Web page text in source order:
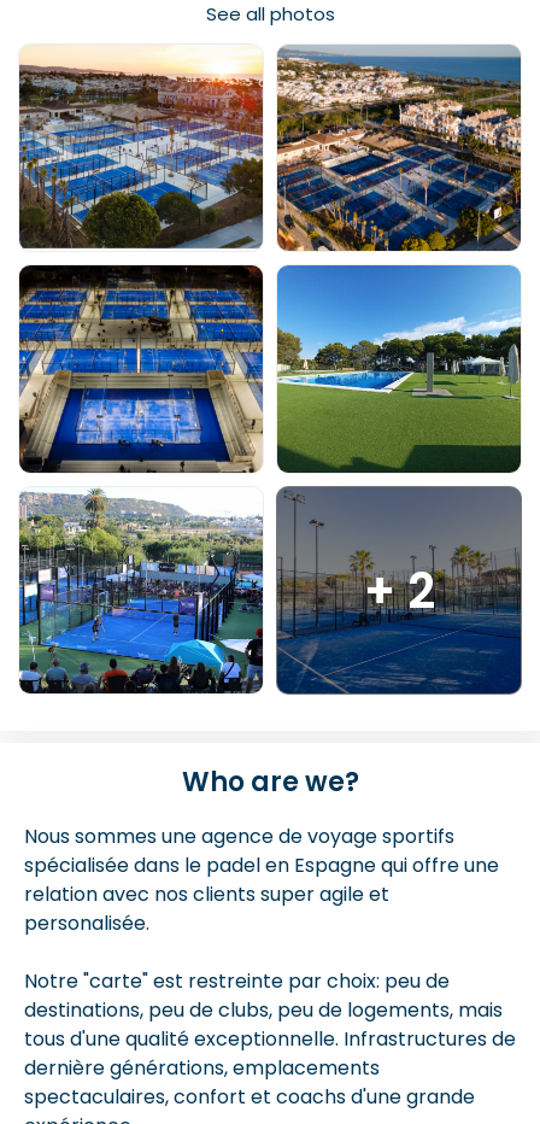
See all photos
+ 2
Who are we?
Nous sommes une agence de voyage sportifs
spécialisée dans le padel en Espagne qui offre une
relation avec nos clients super agile et
personalisée.
Notre "carte" est restreinte par choix: peu de
destinations, peu de clubs, peu de logements, mais
tous d'une qualité exceptionnelle. Infrastructures de
dernière générations, emplacements
spectaculaires, confort et coachs d'une grande